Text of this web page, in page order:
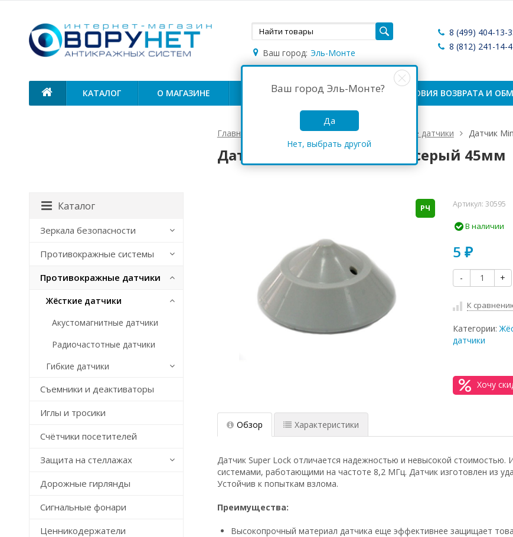
Ваш город: Эль-Монте
Ваш город Эль-Монте?
Да
Нет, выбрать другой
8 (499) 404-
8 (812) 241-14-
КАТАЛОГ О МАГАЗИНЕ ОПЛАТА И ДОСТАВКА УСЛОВИЯ ВОЗВРАТА И
Главная Противокражные датчики Жёсткие датчики Датчик
Датчик Mini конический, серый 45мм
РЧ Артикул: 30595
В наличии
5 ₽
- +
К
Категории:
датчики
Хочу
Обзор Характеристики
Датчик Super Lock отличается надежностью и невысокой стоимостью.
системами, работающими на частоте 8,2 МГц. Датчик изготовлен из
Устойчив к попыткам взлома.
Преимущества:
Высокопрочный материал датчика еще эффективнее защищает
Каталог
Зеркала безопасности
Противокражные системы
Противокражные датчики
Жёсткие датчики
Акустомагнитные датчики
Радиочастотные датчики
Гибкие датчики
Съемники и деактиваторы
Иглы и тросики
Счётчики посетителей
Защита на стеллажах
Дорожные гирлянды
Сигнальные фонари
Ценникодержатели